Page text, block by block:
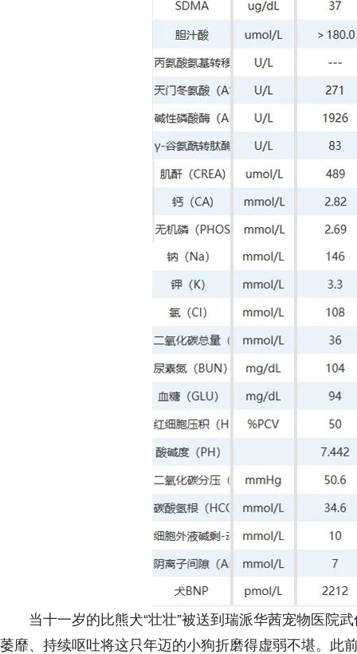
当十一岁的比熊犬“壮壮”被送到瑞派华茜宠物医院
萎靡、持续呕吐将这只年迈的小狗折磨得虚弱不堪。此